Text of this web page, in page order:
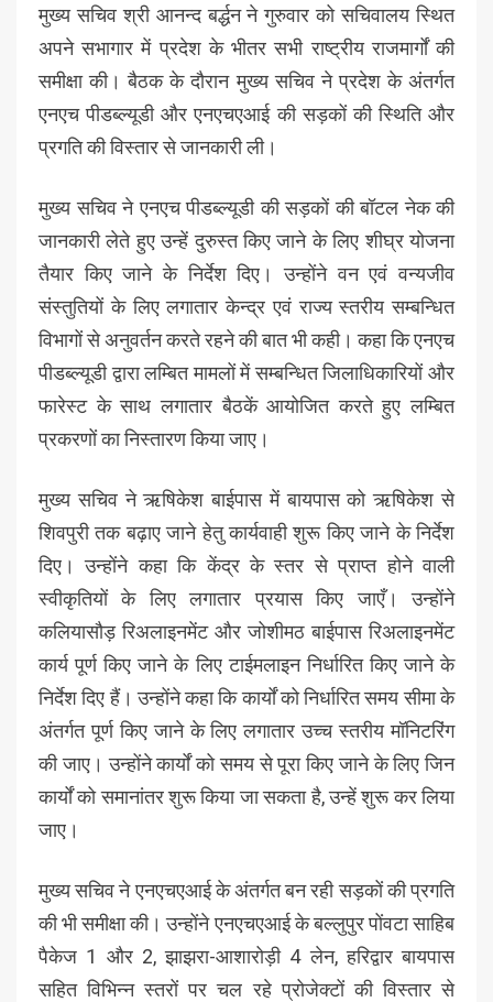
मुख्य सचिव श्री आनन्द बर्द्धन ने गुरुवार को सचिवालय स्थित
अपने सभागार में प्रदेश के भीतर सभी राष्ट्रीय राजमार्गों की
समीक्षा की। बैठक के दौरान मुख्य सचिव ने प्रदेश के अंतर्गत
एनएच पीडब्ल्यूडी और एनएचएआई की सड़कों की स्थिति और
प्रगति की विस्तार से जानकारी ली।
मुख्य सचिव ने एनएच पीडब्ल्यूडी की सड़कों की बॉटल नेक की
जानकारी लेते हुए उन्हें दुरुस्त किए जाने के लिए शीघ्र योजना
तैयार किए जाने के निर्देश दिए। उन्होंने वन एवं वन्यजीव
संस्तुतियों के लिए लगातार केन्द्र एवं राज्य स्तरीय सम्बन्धित
विभागों से अनुवर्तन करते रहने की बात भी कही। कहा कि एनएच
पीडब्ल्यूडी द्वारा लम्बित मामलों में सम्बन्धित जिलाधिकारियों और
फारेस्ट के साथ लगातार बैठकें आयोजित करते हुए लम्बित
प्रकरणों का निस्तारण किया जाए।
मुख्य सचिव ने ऋषिकेश बाईपास में बायपास को ऋषिकेश से
शिवपुरी तक बढ़ाए जाने हेतु कार्यवाही शुरू किए जाने के निर्देश
दिए। उन्होंने कहा कि केंद्र के स्तर से प्राप्त होने वाली
स्वीकृतियों के लिए लगातार प्रयास किए जाएँ। उन्होंने
कलियासौड़ रिअलाइनमेंट और जोशीमठ बाईपास रिअलाइनमेंट
कार्य पूर्ण किए जाने के लिए टाईमलाइन निर्धारित किए जाने के
निर्देश दिए हैं। उन्होंने कहा कि कार्यों को निर्धारित समय सीमा के
अंतर्गत पूर्ण किए जाने के लिए लगातार उच्च स्तरीय मॉनिटरिंग
की जाए। उन्होंने कार्यों को समय से पूरा किए जाने के लिए जिन
कार्यों को समानांतर शुरू किया जा सकता है, उन्हें शुरू कर लिया
जाए।
मुख्य सचिव ने एनएचएआई के अंतर्गत बन रही सड़कों की प्रगति
की भी समीक्षा की। उन्होंने एनएचएआई के बल्लुपुर पोंवटा साहिब
पैकेज 1 और 2, झाझरा-आशारोड़ी 4 लेन, हरिद्वार बायपास
सहित विभिन्न स्तरों पर चल रहे प्रोजेक्टों की विस्तार से